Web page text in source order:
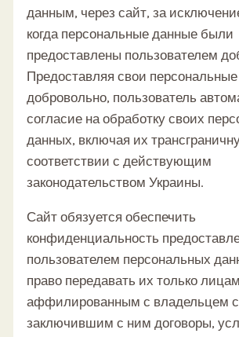
данным, через сайт, за
когда персональные данные были
предоставлены пользователем
Предоставляя свои
добровольно, пользователь
согласие на обработку своих
данных, включая их
соответствии с действующим
законодательством Украины.
Сайт обязуется обеспечить
конфиденциальность
пользователем персональных
право передавать их только
аффилированным с владельцем
заключившим с ним договоры,